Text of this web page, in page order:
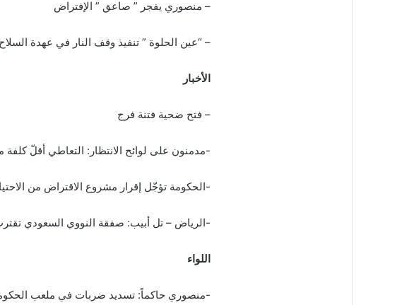
– منصوري يفجر ” صاعق ” الإفتراض
– “عين الحلوة ” تنفيذ وقف النار في عهدة
الأخبار
– فتح ضحية فتنة فرج
-مدمنون على لوائح الانتظار: التعاطي أقلّ كلفة
-الحكومة تؤجّل إقرار مشروع الاقتراض من
-الرياض – تل أبيب: صفقة النووي السعودي
اللواء
-منصوري حاكماً: تسديد ضربات في ملعب الحكومة